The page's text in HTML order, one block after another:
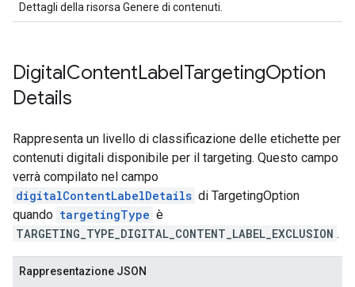
Dettagli della risorsa Genere di contenuti.
DigitalContentLabelTargetingOption
Details
Rappresenta un livello di classificazione delle etichette per
contenuti digitali disponibile per il targeting. Questo campo
verrà compilato nel campo
digitalContentLabelDetails di TargetingOption
quando targetingType è
TARGETING_TYPE_DIGITAL_CONTENT_LABEL_EXCLUSION .
Rappresentazione JSON